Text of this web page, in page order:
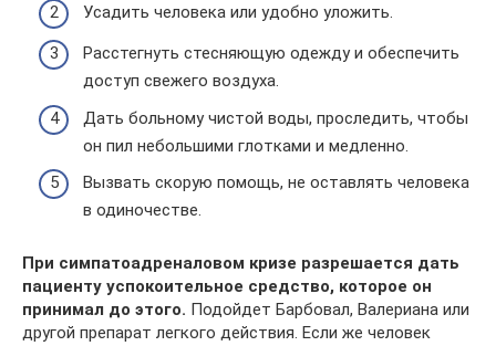
Усадить человека или удобно уложить.
Расстегнуть стесняющую одежду и обеспечить
доступ свежего воздуха.
Дать больному чистой воды, проследить, чтобы
он пил небольшими глотками и медленно.
Вызвать скорую помощь, не оставлять человека
в одиночестве.
При симпатоадреналовом кризе разрешается дать
пациенту успокоительное средство, которое он
принимал до этого. Подойдет Барбовал, Валериана или
другой препарат легкого действия. Если же человек